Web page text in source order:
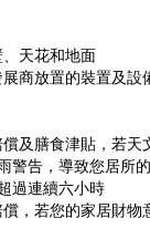
、天花和地面
展商放置的裝置及設
償及膳食津貼，若
警告，導致您居所
過連續六小時
償，若您的家居財